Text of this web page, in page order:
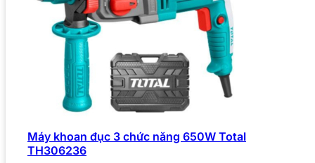
Máy khoan đục 3 chức năng 650W Total
TH306236